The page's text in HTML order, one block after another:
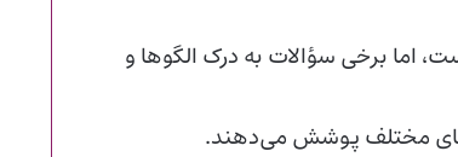
اما برخی سؤالات به درک الگوها و
مختلف پوشش می‌دهند.